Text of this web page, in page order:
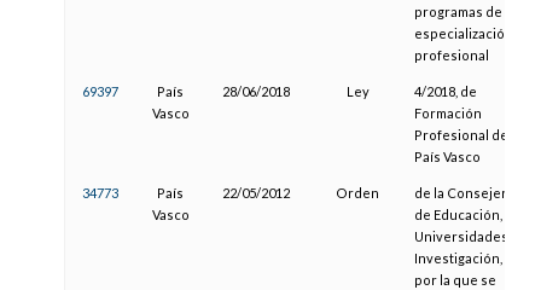
programas de
especialización
profesional
69397
País
Vasco
28/06/2018 Ley
4/2018, de
Formación
Profesional del
País Vasco
34773
País
Vasco
22/05/2012 Orden
de la Consejera
de Educación,
Universidades e
Investigación,
por la que se